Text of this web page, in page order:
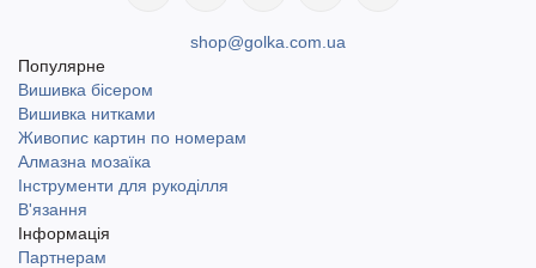
shop@golka.com.ua
Популярне
Вишивка бісером
Вишивка нитками
Живопис картин по номерам
Алмазна мозаїка
Інструменти для рукоділля
В'язання
Інформація
Партнерам